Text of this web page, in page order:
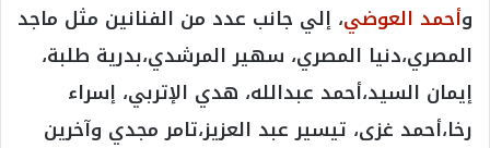
وأحمد العوضي، إلي جانب عدد من الفنانين مثل ماجد
المصري،دنيا المصري، سهير المرشدي،بدرية طلبة،
إيمان السيد،أحمد عبدالله، هدي الإتربي، إسراء
رخا،أحمد غزى، تيسير عبد العزيز،تامر مجدي وآخرين